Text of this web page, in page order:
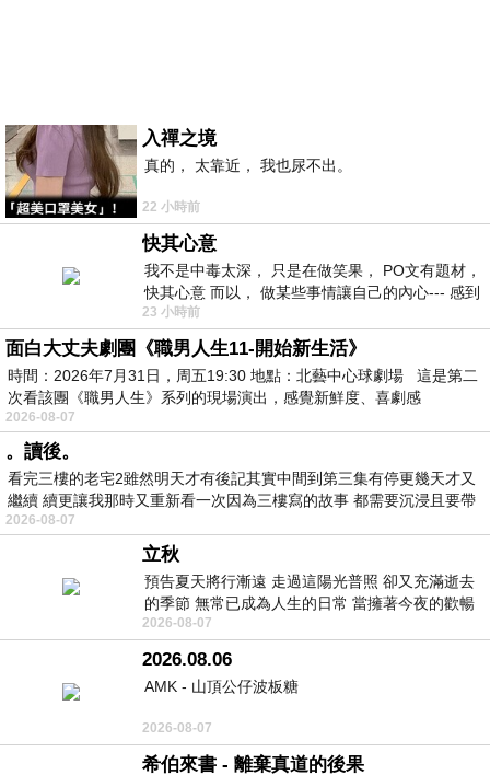
入禪之境
真的， 太靠近， 我也尿不出。
22 小時前
快其心意
我不是中毒太深， 只是在做笑果， PO文有題材，
快其心意 而以， 做某些事情讓自己的內心--- 感到
愉快。
23 小時前
面白大丈夫劇團《職男人生11-開始新生活》
時間：2026年7月31日，周五19:30 地點：北藝中心球劇場 這是第二
次看該團《職男人生》系列的現場演出，感覺新鮮度、喜劇感
2026-08-07
。讀後。
看完三樓的老宅2雖然明天才有後記其實中間到第三集有停更幾天才又
繼續 續更讓我那時又重新看一次因為三樓寫的故事 都需要沉浸且要帶
有
2026-08-07
立秋
預告夏天將行漸遠 走過這陽光普照 卻又充滿逝去
的季節 無常已成為人生的日常 當擁著今夜的歡暢
舒心 轉眼驟成昨日 而明晨 太陽
2026-08-07
2026.08.06
AMK - 山頂公仔波板糖
2026-08-07
希伯來書 - 離棄真道的後果